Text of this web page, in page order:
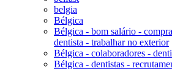
belgia
Bélgica
Bélgica - bom salário -
dentista - trabalhar no exterior
Bélgica - colaboradores -
Bélgica - dentistas -